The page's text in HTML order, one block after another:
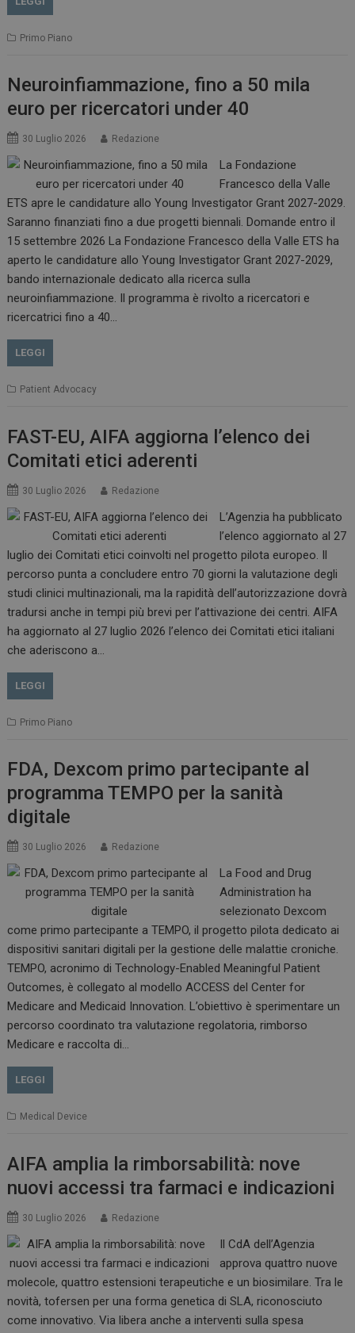
Primo Piano
Neuroinfiammazione, fino a 50 mila
euro per ricercatori under 40
30 Luglio 2026 Redazione
La Fondazione
Francesco della Valle
ETS apre le candidature allo Young Investigator Grant 2027-2029.
Saranno finanziati fino a due progetti biennali. Domande entro il
15 settembre 2026 La Fondazione Francesco della Valle ETS ha
aperto le candidature allo Young Investigator Grant 2027-2029,
bando internazionale dedicato alla ricerca sulla
neuroinfiammazione. Il programma è rivolto a ricercatori e
ricercatrici fino a 40…
LEGGI
Patient Advocacy
FAST-EU, AIFA aggiorna l’elenco dei
Comitati etici aderenti
30 Luglio 2026 Redazione
L’Agenzia ha pubblicato
l’elenco aggiornato al 27
luglio dei Comitati etici coinvolti nel progetto pilota europeo. Il
percorso punta a concludere entro 70 giorni la valutazione degli
studi clinici multinazionali, ma la rapidità dell’autorizzazione dovrà
tradursi anche in tempi più brevi per l’attivazione dei centri. AIFA
ha aggiornato al 27 luglio 2026 l’elenco dei Comitati etici italiani
che aderiscono a…
LEGGI
Primo Piano
FDA, Dexcom primo partecipante al
programma TEMPO per la sanità
digitale
30 Luglio 2026 Redazione
La Food and Drug
Administration ha
selezionato Dexcom
come primo partecipante a TEMPO, il progetto pilota dedicato ai
dispositivi sanitari digitali per la gestione delle malattie croniche.
TEMPO, acronimo di Technology-Enabled Meaningful Patient
Outcomes, è collegato al modello ACCESS del Center for
Medicare and Medicaid Innovation. L’obiettivo è sperimentare un
percorso coordinato tra valutazione regolatoria, rimborso
Medicare e raccolta di…
LEGGI
Medical Device
AIFA amplia la rimborsabilità: nove
nuovi accessi tra farmaci e indicazioni
30 Luglio 2026 Redazione
Il CdA dell’Agenzia
approva quattro nuove
molecole, quattro estensioni terapeutiche e un biosimilare. Tra le
novità, tofersen per una forma genetica di SLA, riconosciuto
come innovativo. Via libera anche a interventi sulla spesa
_ga_Z2VT792F98
tracking-sites-
ironfish-tracking-
enable
www.dailyhealthindustry.it
4
settimane
2 giorni
CookieScriptConsent
NOME FORNITORE / DOMINIO
__Secure-ROLLOUT_TOKEN
.youtube.com
__Secure-YNID
VISITOR_PRIVACY_METADATA
Google LLC
.youtube.com